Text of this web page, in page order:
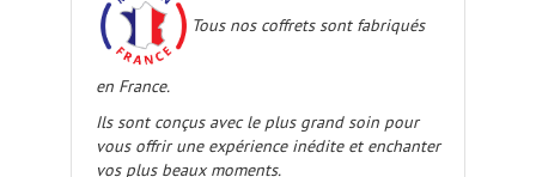
Tous nos coffrets sont fabriqués
en France.
Ils sont conçus avec le plus grand soin pour
vous offrir une expérience inédite et enchanter
vos plus beaux moments.